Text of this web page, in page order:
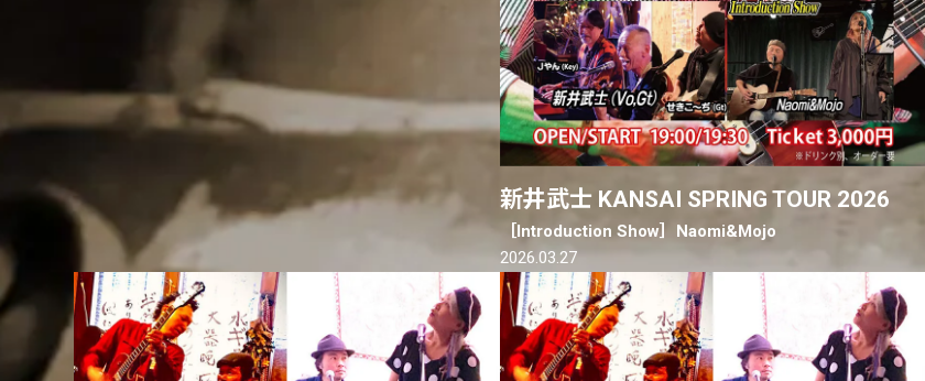
新井武士 KANSAI SPRING TOUR 2026
［Introduction Show］Naomi&Mojo
2026.03.27